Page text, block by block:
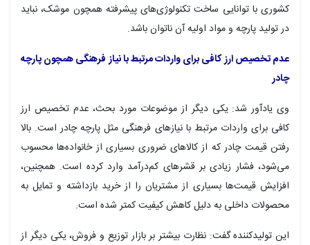
کشوری با توانایی ساخت تکنولوژی‌های پیشرفته همچون موشک، نباید
در تولید پارچه و مواد اولیه آن ناتوان باشد.
عدم تخصیص ارز کافی برای واردات مرتبط با نیاز فرهنگی همچون پارچه
چادر
وی یادآور شد: یکی دیگر از موضوعات مورد بحث، عدم تخصیص ارز
کافی برای واردات مرتبط با نیازهای فرهنگی مثل پارچه چادر است. بالا
رفتن قیمت چادر که از کالاهای ضروری بسیاری از خانواده‌ها محسوب
می‌شود، فشار زیادی بر قشرهای کم‌درآمد وارد کرده است. همچنین،
افزایش قیمت‌ها بسیاری از مشتریان را از خرید بازداشته و تمایل به
محصولات داخلی به دلیل کاهش کیفیت کمتر شده است.
این تولیدکننده گفت: نظارت بیشتر بر بازار توزیع و فروش، یکی دیگر از